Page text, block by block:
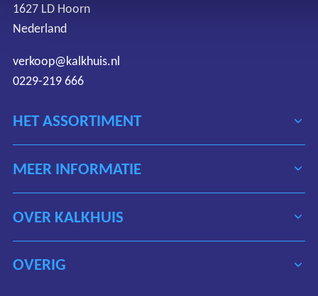
HET ASSORTIMENT
MEER INFORMATIE
OVER KALKHUIS
1627 LD Hoorn
Nederland
verkoop@kalkhuis.nl
0229-219 666
OVERIG